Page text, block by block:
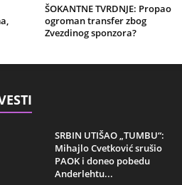
ŠOKANTNE TVRDNJE: Propao
ogroman transfer zbog
Zvezdinog sponzora?
SRBIN UTIŠAO „TUMBU“:
Mihajlo Cvetković srušio
PAOK i doneo pobedu
Anderlehtu...